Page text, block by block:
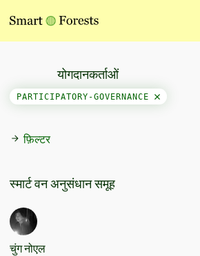
फ़िल्टर
योगदानकर्ताओं
PARTICIPATORY-GOVERNANCE
स्मार्ट वन अनुसंधान समूह
चुंग नोएल